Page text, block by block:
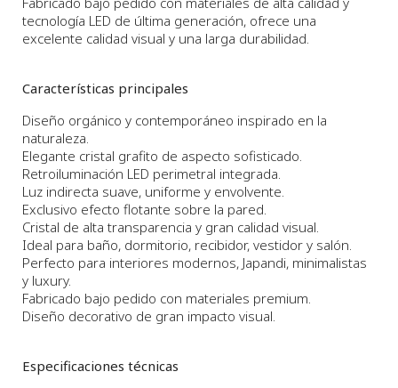
tecnología LED de última generación, ofrece una
excelente calidad visual y una larga durabilidad.
Características principales
Diseño orgánico y contemporáneo inspirado en la
naturaleza.
Elegante cristal grafito de aspecto sofisticado.
Retroiluminación LED perimetral integrada.
Luz indirecta suave, uniforme y envolvente.
Exclusivo efecto flotante sobre la pared.
Cristal de alta transparencia y gran calidad visual.
Ideal para baño, dormitorio, recibidor, vestidor y salón.
Perfecto para interiores modernos, Japandi, minimalistas
y luxury.
Fabricado bajo pedido con materiales premium.
Diseño decorativo de gran impacto visual.
Especificaciones técnicas